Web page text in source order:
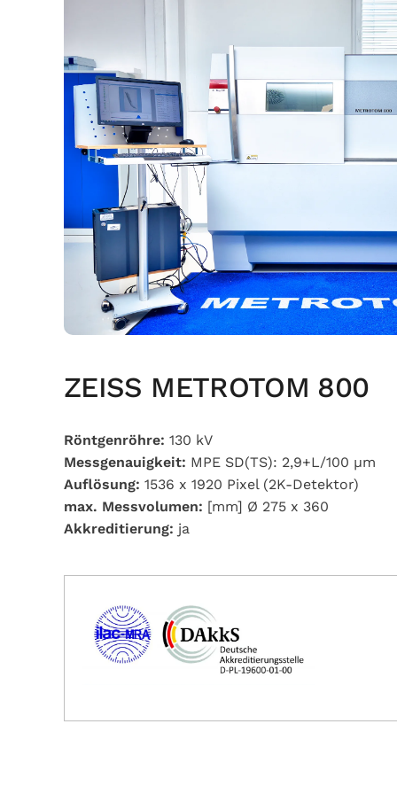
ZEISS METROTOM 800
Röntgenröhre: 130 kV
Messgenauigkeit: MPE SD(TS): 2,9+L/100 µm
Auflösung: 1536 x 1920 Pixel (2K-Detektor)
max. Messvolumen: [mm] Ø 275 x 360
Akkreditierung: ja